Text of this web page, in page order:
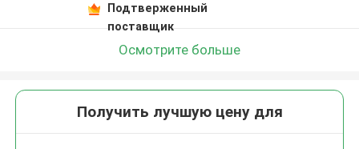
Подтверженный
поставщик
Осмотрите больше
Получить лучшую цену для